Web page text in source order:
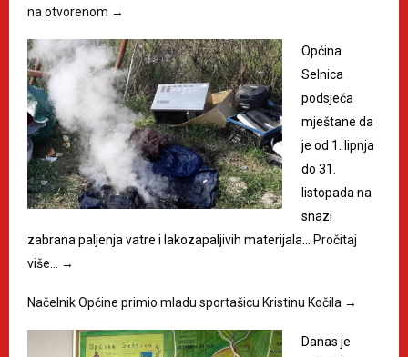
na otvorenom →
Općina
Selnica
podsjeća
mještane da
je od 1. lipnja
do 31.
listopada na
snazi
zabrana paljenja vatre i lakozapaljivih materijala…
Pročitaj
više…
→
Načelnik Općine primio mladu sportašicu Kristinu Kočila →
Danas je